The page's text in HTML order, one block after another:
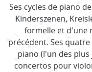
Ses cycles de piano
Kinderszenen,
formelle et d'une
précédent. Ses
piano (l'un des
concertos pour